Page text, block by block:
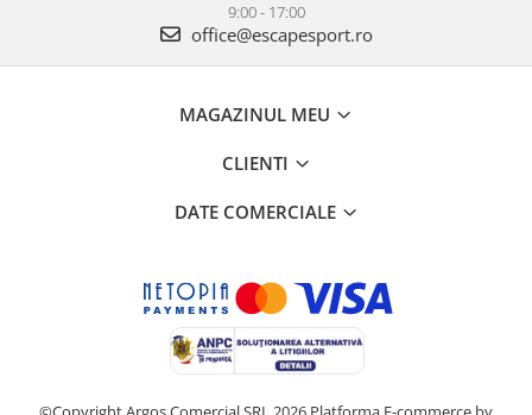
9:00 - 17:00
office@escapesport.ro
MAGAZINUL MEU
CLIENTI
DATE COMERCIALE